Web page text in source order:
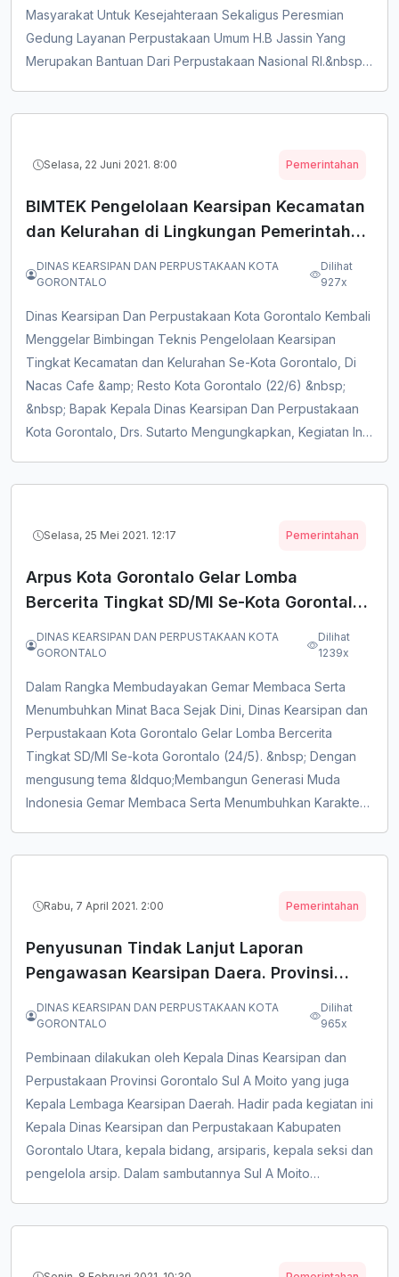
Masyarakat Untuk Kesejahteraan Sekaligus Peresmian
Gedung Layanan Perpustakaan Umum H.B Jassin Yang
Merupakan Bantuan Dari Perpustakaan Nasional RI.&nbsp;
Selasa, 22 Juni 2021. 8:00 Pemerintahan
BIMTEK Pengelolaan Kearsipan Kecamatan
dan Kelurahan di Lingkungan Pemerintah
DINAS KEARSIPAN DAN PERPUSTAKAAN KOTA
GORONTALO
Dilihat
927x
Dinas Kearsipan Dan Perpustakaan Kota Gorontalo Kembali
Menggelar Bimbingan Teknis Pengelolaan Kearsipan
Tingkat Kecamatan dan Kelurahan Se-Kota Gorontalo, Di
Nacas Cafe &amp; Resto Kota Gorontalo (22/6) &nbsp;
&nbsp; Bapak Kepala Dinas Kearsipan Dan Perpustakaan
Kota Gorontalo, Drs. Sutarto Mengungkapkan, Kegiatan Ini
Selasa, 25 Mei 2021. 12:17 Pemerintahan
Arpus Kota Gorontalo Gelar Lomba
Bercerita Tingkat SD/MI Se-Kota Gorontalo
DINAS KEARSIPAN DAN PERPUSTAKAAN KOTA
GORONTALO
Dilihat
1239x
Dalam Rangka Membudayakan Gemar Membaca Serta
Menumbuhkan Minat Baca Sejak Dini, Dinas Kearsipan dan
Perpustakaan Kota Gorontalo Gelar Lomba Bercerita
Tingkat SD/MI Se-kota Gorontalo (24/5). &nbsp; Dengan
mengusung tema &ldquo;Membangun Generasi Muda
Indonesia Gemar Membaca Serta Menumbuhkan Karakter
Rabu, 7 April 2021. 2:00 Pemerintahan
Penyusunan Tindak Lanjut Laporan
Pengawasan Kearsipan Daera. Provinsi
Gorontalo
DINAS KEARSIPAN DAN PERPUSTAKAAN KOTA
GORONTALO
Dilihat
965x
Pembinaan dilakukan oleh Kepala Dinas Kearsipan dan
Perpustakaan Provinsi Gorontalo Sul A Moito yang juga
Kepala Lembaga Kearsipan Daerah. Hadir pada kegiatan ini
Kepala Dinas Kearsipan dan Perpustakaan Kabupaten
Gorontalo Utara, kepala bidang, arsiparis, kepala seksi dan
pengelola arsip. Dalam sambutannya Sul A Moito